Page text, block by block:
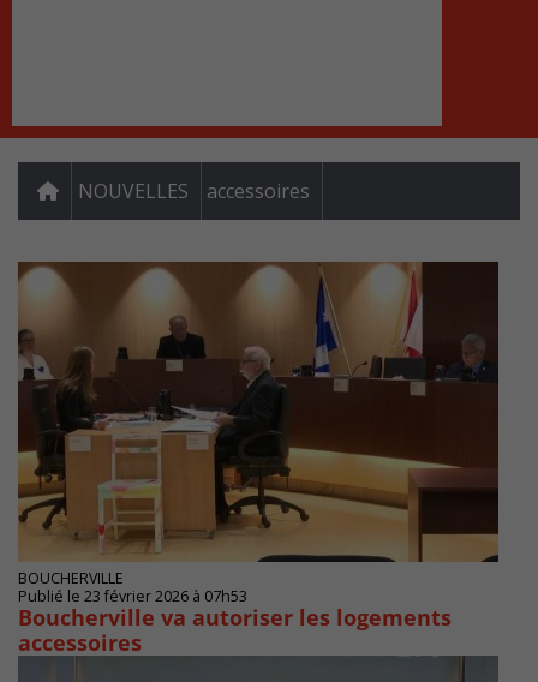
NOUVELLES accessoires
BOUCHERVILLE
Publié le 23 février 2026 à 07h53
Boucherville va autoriser les logements
accessoires